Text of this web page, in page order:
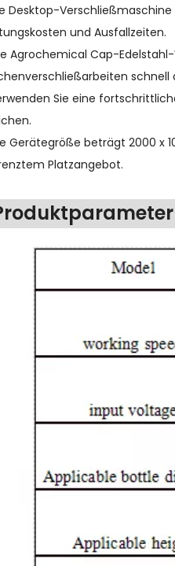
Desktop-
und Ausfallzeiten.
Agrochemical Cap-
Sie eine
Gerätegröße beträgt 2000 x
Platzangebot.